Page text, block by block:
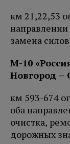
км 21,22,53
замена
М-10
Новгород –
км 593-674
оба
очистка,
дорожных